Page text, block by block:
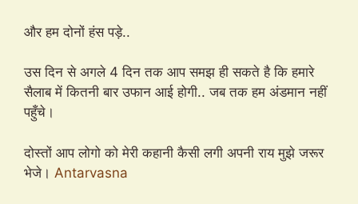
और हम दोनों हंस पड़े..
उस दिन से अगले 4 दिन तक आप समझ ही सकते है कि हमारे
सैलाब में कितनी बार उफान आई होगी.. जब तक हम अंडमान नहीं
पहुँचे।
दोस्तों आप लोगो को मेरी कहानी कैसी लगी अपनी राय मुझे जरूर
भेजे। Antarvasna